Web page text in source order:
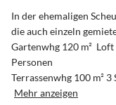
In der ehemaligen
die auch einzeln
Gartenwhg 120 m²
Personen
Terrassenwhg 100 m²
Mehr anzeigen